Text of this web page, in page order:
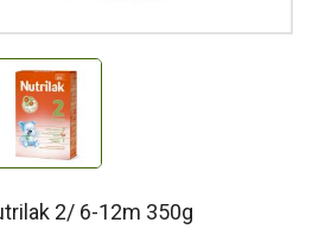
2/ 6-12m 350g